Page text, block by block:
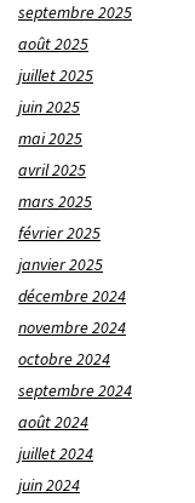
septembre 2025
août 2025
juillet 2025
juin 2025
mai 2025
avril 2025
mars 2025
février 2025
janvier 2025
décembre 2024
novembre 2024
octobre 2024
septembre 2024
août 2024
juillet 2024
juin 2024